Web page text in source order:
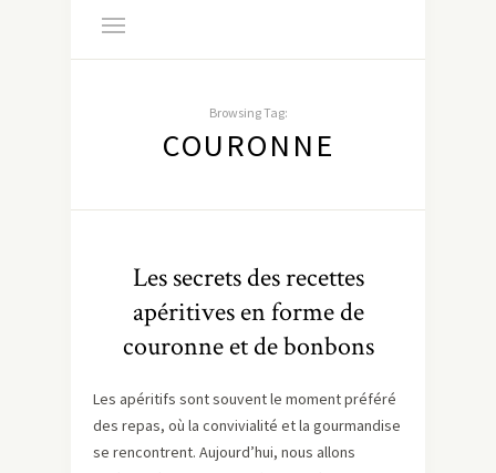
Browsing Tag:
COURONNE
Les secrets des recettes
apéritives en forme de
couronne et de bonbons
Les apéritifs sont souvent le moment préféré
des repas, où la convivialité et la gourmandise
se rencontrent. Aujourd’hui, nous allons